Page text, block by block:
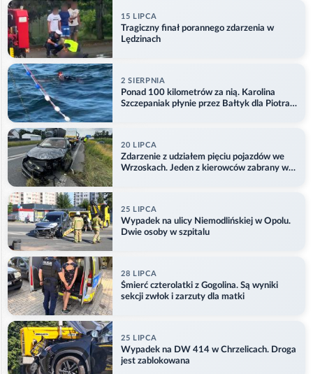
15 LIPCA
Tragiczny finał porannego zdarzenia w
Lędzinach
2 SIERPNIA
Ponad 100 kilometrów za nią. Karolina
Szczepaniak płynie przez Bałtyk dla Piotra.
20 LIPCA
Zdarzenie z udziałem pięciu pojazdów we
Wrzoskach. Jeden z kierowców zabrany w
25 LIPCA
Wypadek na ulicy Niemodlińskiej w Opolu.
Dwie osoby w szpitalu
28 LIPCA
Śmierć czterolatki z Gogolina. Są wyniki
sekcji zwłok i zarzuty dla matki
25 LIPCA
Wypadek na DW 414 w Chrzelicach. Droga
jest zablokowana